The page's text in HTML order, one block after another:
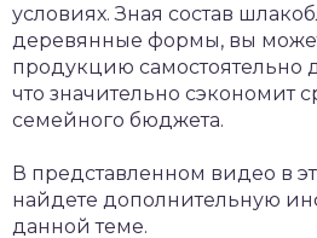
условиях. Зная состав
деревянные формы, вы
продукцию самостоятельно
что значительно сэкономит
семейного бюджета.
В представленном видео в
найдете дополнительную
данной теме.